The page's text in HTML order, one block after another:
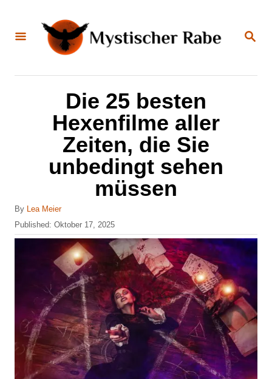
S
E
Die 25 besten
Hexenfilme aller
Zeiten, die Sie
unbedingt sehen
müssen
By A
u
t
Lea Meier
P
o
Published: Oktober 17, 2025